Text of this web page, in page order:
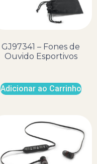
GJ97341 – Fones de
Ouvido Esportivos
Adicionar ao Carrinho